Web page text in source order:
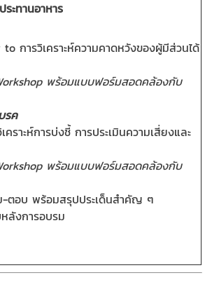
ระทานอาหาร
การวิเคราะห์ความคาดหวังของผู้มีส่วนได้
พร้อมแบบฟอร์มสอดคล้องกับ
รค
คราะห์การบ่งชี้ การประเมินความเสี่ยงและ
พร้อมแบบฟอร์มสอดคล้องกับ
-ตอบ พร้อมสรุปประเด็นสำคัญ ๆ
ลังการอบรม